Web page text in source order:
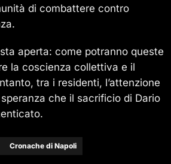
di combattere contro
aperta: come potranno queste
la coscienza collettiva e il
tra i residenti, l’attenzione
che il sacrificio di Dario
Cronache di Napoli